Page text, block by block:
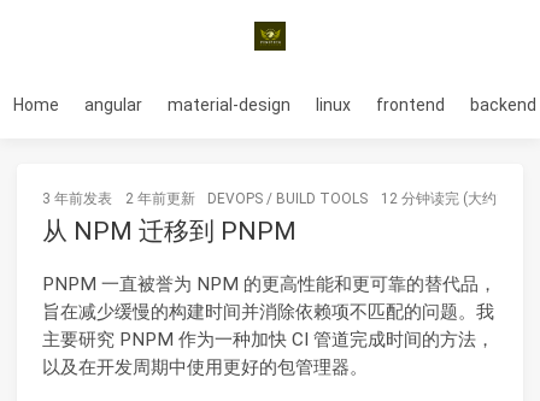
Home angular material-design linux frontend backend
3 年前发表 2 年前更新 DEVOPS / BUILD TOOLS 12 分钟读完 (大约1799
从 NPM 迁移到 PNPM
PNPM 一直被誉为 NPM 的更高性能和更可靠的替代品，
旨在减少缓慢的构建时间并消除依赖项不匹配的问题。我
主要研究 PNPM 作为一种加快 CI 管道完成时间的方法，
以及在开发周期中使用更好的包管理器。